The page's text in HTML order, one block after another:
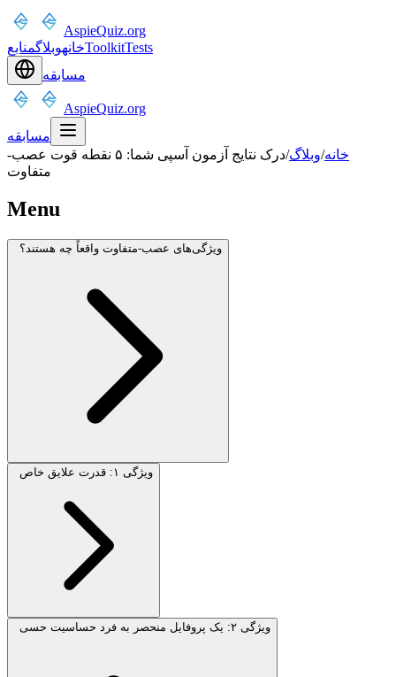
AspieQuiz.org
خانهوبلاگمنابع ToolkitTests
مسابقه
AspieQuiz.org
مسابقه
خانه/وبلاگ/
درک نتایج آزمون آسپی شما: ۵ نقطه قوت عصب‌-
متفاوت
Menu
ویژگی‌های عصب‌-متفاوت واقعاً چه هستند؟
ویژگی ۱: قدرت علایق خاص
ویژگی ۲: یک پروفایل منحصر به فرد حساسیت حسی